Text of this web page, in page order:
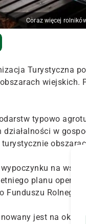
Coraz więcej
Turystyczna
wiejskich.
typowo
działalności w
na wsi
planu
Funduszu Rolnego
jest na okres